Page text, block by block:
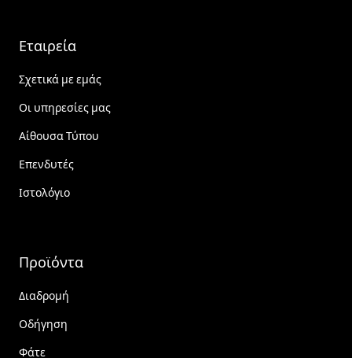
Εταιρεία
Σχετικά με εμάς
Οι υπηρεσίες μας
Αίθουσα Τύπου
Επενδυτές
Ιστολόγιο
Προϊόντα
Διαδρομή
Οδήγηση
Φάτε